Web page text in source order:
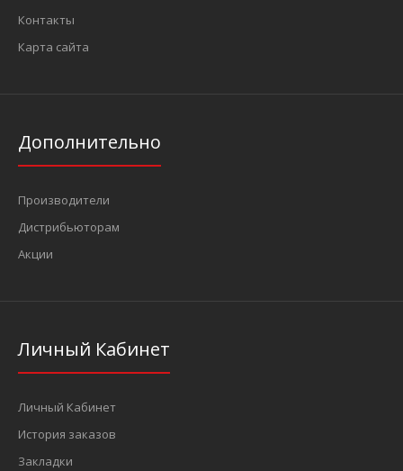
1/4" Головка-бита Torx с отверствием Т40Н, L=32 мм (FORCE
Контакты
Карта сайта
Дополнительно
Производители
Дистрибьюторам
Акции
Личный Кабинет
Личный Кабинет
История заказов
Закладки